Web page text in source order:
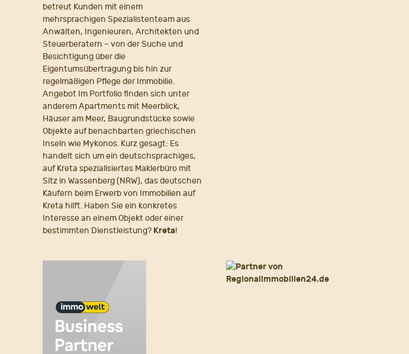
betreut Kunden mit einem
mehrsprachigen Spezialistenteam aus
Anwälten, Ingenieuren, Architekten und
Steuerberatern – von der Suche und
Besichtigung über die
Eigentumsübertragung bis hin zur
regelmäßigen Pflege der Immobilie.
Angebot Im Portfolio finden sich unter
anderem Apartments mit Meerblick,
Häuser am Meer, Baugrundstücke sowie
Objekte auf benachbarten griechischen
Inseln wie Mykonos. Kurz gesagt: Es
handelt sich um ein deutschsprachiges,
auf Kreta spezialisiertes Maklerbüro mit
Sitz in Wassenberg (NRW), das deutschen
Käufern beim Erwerb von Immobilien auf
Kreta hilft. Haben Sie ein konkretes
Interesse an einem Objekt oder einer
bestimmten Dienstleistung? Kreta!